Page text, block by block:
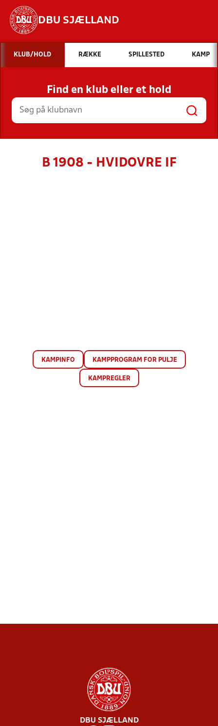
DBU SJÆLLAND
Hvad vil du søge efter?
INDHOLD OG NYHEDER
STILLINGER, RESULTATER, KLUBBER OG
HOLD
KLUB/HOLD RÆKKE SPILLESTED KAMP
Find en klub eller et hold
B 1908 - HVIDOVRE IF
KAMPINFO KAMPPROGRAM FOR PULJE
KAMPREGLER
DBU SJÆLLAND